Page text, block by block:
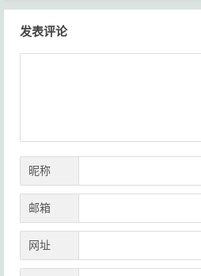
发表评论
昵称
邮箱
网址